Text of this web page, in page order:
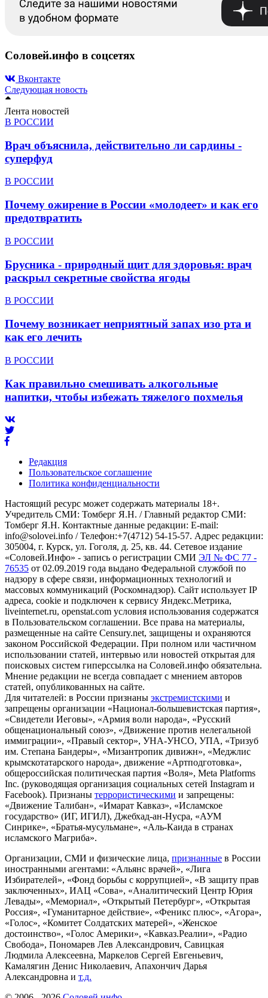
Соловей.инфо в соцсетях
Вконтакте
Следующая новость
Лента новостей
В РОССИИ
Врач объяснила, действительно ли сардины -
суперфуд
В РОССИИ
Почему ожирение в России «молодеет» и как его
предотвратить
В РОССИИ
Брусника - природный щит для здоровья: врач
раскрыл секретные свойства ягоды
В РОССИИ
Почему возникает неприятный запах изо рта и
как его лечить
В РОССИИ
Как правильно смешивать алкогольные
напитки, чтобы избежать тяжелого похмелья
Редакция
Пользовательское соглашение
Политика конфиденциальности
Настоящий ресурс может содержать материалы 18+.
Учредитель СМИ: Томберг Я.Н. / Главный редактор СМИ:
Томберг Я.Н. Контактные данные редакции: E-mail:
info@solovei.info / Телефон:+7(4712) 54-15-57. Адрес редакции:
305004, г. Курск, ул. Гоголя, д. 25, кв. 44. Сетевое издание
«Соловей.Инфо» - запись о регистрации СМИ ЭЛ № ФС 77 -
76535 от 02.09.2019 года выдано Федеральной службой по
надзору в сфере связи, информационных технологий и
массовых коммуникаций (Роскомнадзор). Сайт использует IP
адреса, cookie и подключен к сервису Яндекс.Метрика,
liveinternet.ru, openstat.com условия использования содержатся
в Пользовательском соглашении. Все права на материалы,
размещенные на сайте Censury.net, защищены и охраняются
законом Российской Федерации. При полном или частичном
использовании статей, интервью или новостей открытая для
поисковых систем гиперссылка на Соловей.инфо обязательна.
Мнение редакции не всегда совпадает с мнением авторов
статей, опубликованных на сайте.
Для читателей: в России признаны экстремистскими и
запрещены организации «Национал-большевистская партия»,
«Свидетели Иеговы», «Армия воли народа», «Русский
общенациональный союз», «Движение против нелегальной
иммиграции», «Правый сектор», УНА-УНСО, УПА, «Тризуб
им. Степана Бандеры», «Мизантропик дивижн», «Меджлис
крымскотатарского народа», движение «Артподготовка»,
общероссийская политическая партия «Воля», Meta Platforms
Inc. (руководящая организация социальных сетей Instagram и
Facebook). Признаны террористическими и запрещены:
«Движение Талибан», «Имарат Кавказ», «Исламское
государство» (ИГ, ИГИЛ), Джебхад-ан-Нусра, «АУМ
Синрике», «Братья-мусульмане», «Аль-Каида в странах
исламского Магриба».
Организации, СМИ и физические лица, признанные в России
иностранными агентами: «Альянс врачей», «Лига
Избирателей», «Фонд борьбы с коррупцией», «В защиту прав
заключенных», ИАЦ «Сова», «Аналитический Центр Юрия
Левады», «Мемориал», «Открытый Петербург», «Открытая
Россия», «Гуманитарное действие», «Феникс плюс», «Агора»,
«Голос», «Комитет Солдатских матерей», «Женское
достоинство», «Голос Америки», «Кавказ.Реалии», «Радио
Свобода», Пономарев Лев Александрович, Савицкая
Людмила Алексеевна, Маркелов Сергей Евгеньевич,
Камалягин Денис Николаевич, Апахончич Дарья
Александровна и т.д.